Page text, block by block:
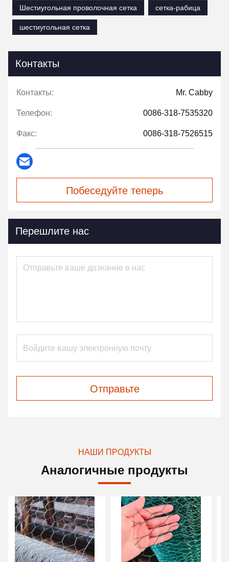
Шестиугольная проволочная сетка
сетка-рабица
шестиугольная сетка
Контакты
Контакты: Mr. Cabby
Телефон: 0086-318-7535320
Факс: 0086-318-7526515
Побеседуйте теперь
Перешлите нас
Отправьте
НАШИ ПРОДУКТЫ
Аналогичные продукты